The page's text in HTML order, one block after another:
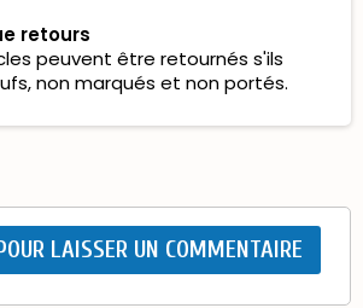
retours
peuvent être retournés s'ils
non marqués et non portés.
LAISSER UN COMMENTAIRE